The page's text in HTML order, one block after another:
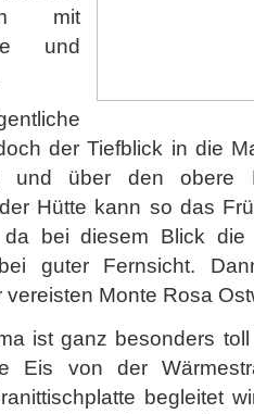
mit
und
der Tiefblick in die
und über den obere
Hütte kann so das
da bei diesem Blick
guter Fernsicht.
vereisten Monte Rosa
ist ganz besonders
Eis von der
begleitet